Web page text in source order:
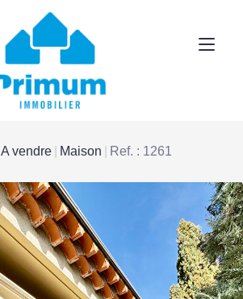
A vendre Maison Ref. : 1261